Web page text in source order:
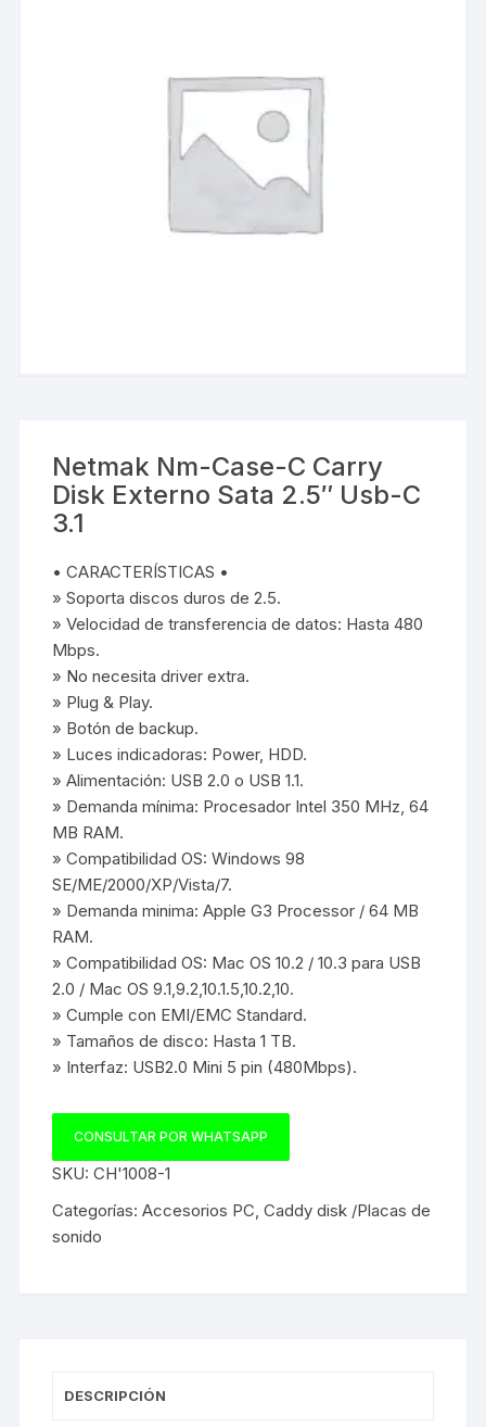
Netmak Nm-Case-C Carry
Disk Externo Sata 2.5″ Usb-C
3.1
• CARACTERÍSTICAS •
» Soporta discos duros de 2.5.
» Velocidad de transferencia de datos: Hasta 480
Mbps.
» No necesita driver extra.
» Plug & Play.
» Botón de backup.
» Luces indicadoras: Power, HDD.
» Alimentación: USB 2.0 o USB 1.1.
» Demanda mínima: Procesador Intel 350 MHz, 64
MB RAM.
» Compatibilidad OS: Windows 98
SE/ME/2000/XP/Vista/7.
» Demanda minima: Apple G3 Processor / 64 MB
RAM.
» Compatibilidad OS: Mac OS 10.2 / 10.3 para USB
2.0 / Mac OS 9.1,9.2,10.1.5,10.2,10.
» Cumple con EMI/EMC Standard.
» Tamaños de disco: Hasta 1 TB.
» Interfaz: USB2.0 Mini 5 pin (480Mbps).
CONSULTAR POR WHATSAPP
SKU:CH'1008-1
Categorías:Accesorios PC ,Caddy disk /Placas de
sonido
DESCRIPCIÓN